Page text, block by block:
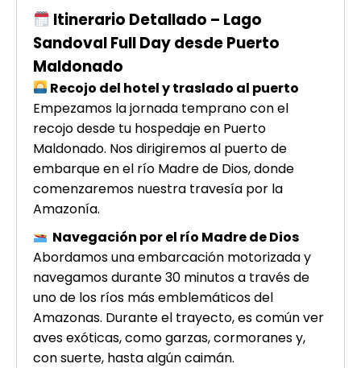
Itinerario Detallado – Lago
Sandoval Full Day desde Puerto
Maldonado
Recojo del hotel y traslado al puerto
Empezamos la jornada temprano con el
recojo desde tu hospedaje en Puerto
Maldonado. Nos dirigiremos al puerto de
embarque en el río Madre de Dios, donde
comenzaremos nuestra travesía por la
Amazonía.
Navegación por el río Madre de Dios
Abordamos una embarcación motorizada y
navegamos durante 30 minutos a través de
uno de los ríos más emblemáticos del
Amazonas. Durante el trayecto, es común ver
aves exóticas, como garzas, cormoranes y,
con suerte, hasta algún caimán.